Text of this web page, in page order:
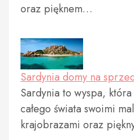
oraz pięknem…
Sardynia domy na
Sardynia to wyspa,
całego świata swoimi
krajobrazami oraz